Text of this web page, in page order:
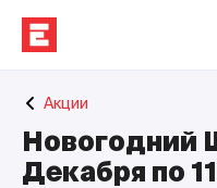
Торговые центры
Сотрудничество
Акции
Новогодний
Декабря по